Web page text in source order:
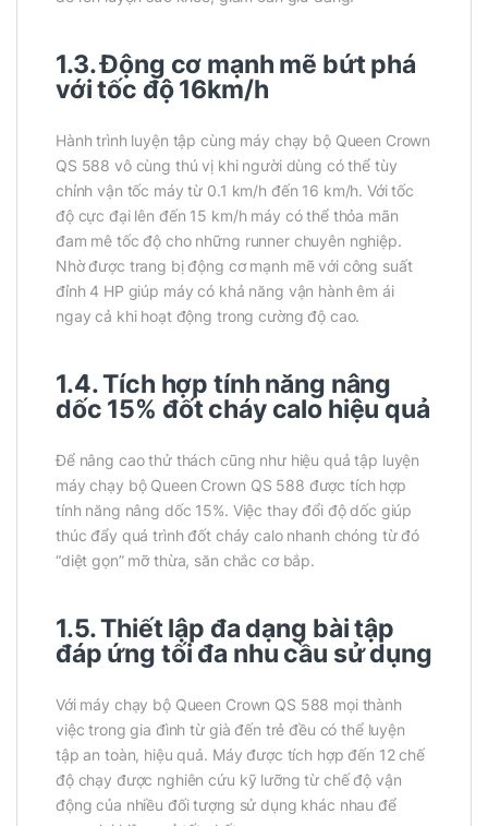
1.3. Động cơ mạnh mẽ bứt phá
với tốc độ 16km/h
Hành trình luyện tập cùng máy chạy bộ Queen Crown
QS 588 vô cùng thú vị khi người dùng có thể tùy
chỉnh vận tốc máy từ 0.1 km/h đến 16 km/h. Với tốc
độ cực đại lên đến 15 km/h máy có thể thỏa mãn
đam mê tốc độ cho những runner chuyên nghiệp.
Nhờ được trang bị động cơ mạnh mẽ với công suất
đỉnh 4 HP giúp máy có khả năng vận hành êm ái
ngay cả khi hoạt động trong cường độ cao.
1.4. Tích hợp tính năng nâng
dốc 15% đốt cháy calo hiệu quả
Để nâng cao thử thách cũng như hiệu quả tập luyện
máy chạy bộ Queen Crown QS 588 được tích hợp
tính năng nâng dốc 15%. Việc thay đổi độ dốc giúp
thúc đẩy quá trình đốt cháy calo nhanh chóng từ đó
“diệt gọn” mỡ thừa, săn chắc cơ bắp.
1.5. Thiết lập đa dạng bài tập
đáp ứng tối đa nhu cầu sử dụng
Với máy chạy bộ Queen Crown QS 588 mọi thành
việc trong gia đình từ già đến trẻ đều có thể luyện
tập an toàn, hiệu quả. Máy được tích hợp đến 12 chế
độ chạy được nghiên cứu kỹ lưỡng từ chế độ vận
động của nhiều đối tượng sử dụng khác nhau để